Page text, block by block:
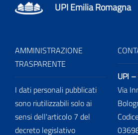
UPI Emilia Romagna
AMMINISTRAZIONE
TRASPARENTE
I dati personali pubblicati
sono riutilizzabili solo ai
sensi dell'articolo 7 del
decreto legislativo
UPI
Via